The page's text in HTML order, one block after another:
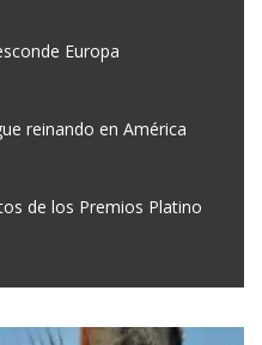
Europa
reinando en América
de los Premios Platino